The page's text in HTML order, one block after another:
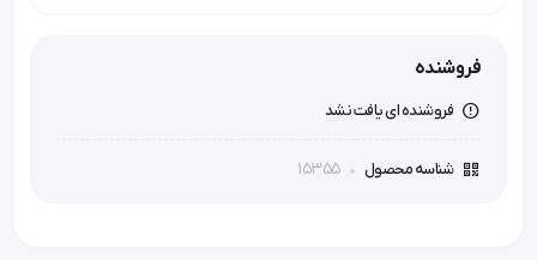
فروشنده
فروشنده ای یافت نشد
شناسه محصول 15355